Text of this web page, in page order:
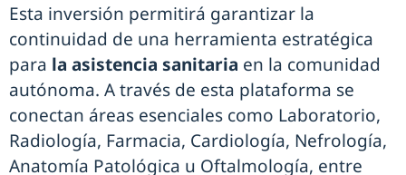
Esta inversión permitirá garantizar la
continuidad de una herramienta estratégica
para la asistencia sanitaria en la comunidad
autónoma. A través de esta plataforma se
conectan áreas esenciales como Laboratorio,
Radiología, Farmacia, Cardiología, Nefrología,
Anatomía Patológica u Oftalmología, entre